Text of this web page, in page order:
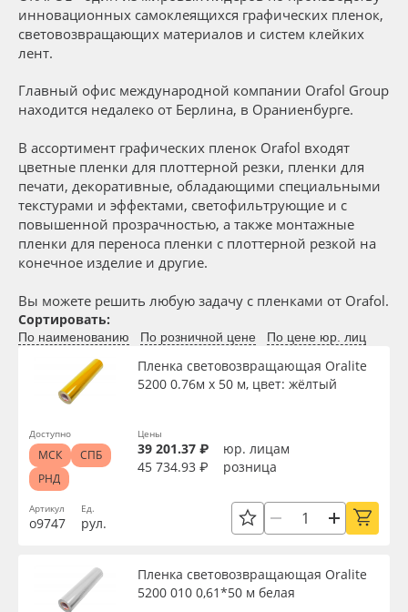
Сервис
Инструкции
Компания
Контакты
Блог
Поставщикам
8 800 550 7888
Москва
Клей, скотчи и крепёж
Мобильные конструкции и POS-материалы
Профильные системы
Сублимация и термотрансфер
Светотехника
Инженерные пластики
Упаковочные материалы
Оборудование и инструмент
Новинки ассортимента
Oracal 641
Orajet 3640
Плёнка монтажная Oratape
ПЭТ листовой
Ширина, м
Длина рулона, м
Толщина, мкм
Материал
Клей
Цвет клея
Текстура
Тип печати
инновационных самоклеящихся графических пленок,
световозвращающих материалов и систем клейких
лент.
Главный офис международной компании Orafol Group
находится недалеко от Берлина, в Ораниенбурге.
В ассортимент графических пленок Orafol входят
цветные пленки для плоттерной резки, пленки для
печати, декоративные, обладающими специальными
текстурами и эффектами, светофильтрующие и с
повышенной прозрачностью, а также монтажные
пленки для переноса пленки с плоттерной резкой на
конечное изделие и другие.
Вы можете решить любую задачу с пленками от Orafol.
Сортировать:
По наименованию По розничной цене По цене юр. лиц
Артикул
о9747
Пленка световозвращающая Oralite
5200 0.76м х 50 м, цвет: жёлтый
Ед.
рул.
Цены
39 201.37 ₽
юр. лицам
45 734.93 ₽
розница
Доступно
МСК
СПБ
РНД
Пленка световозвращающая Oralite
5200 010 0,61*50 м белая